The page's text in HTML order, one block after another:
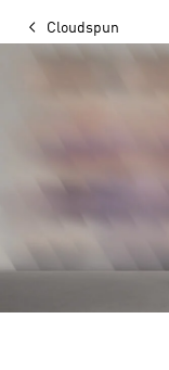
Cloudspun